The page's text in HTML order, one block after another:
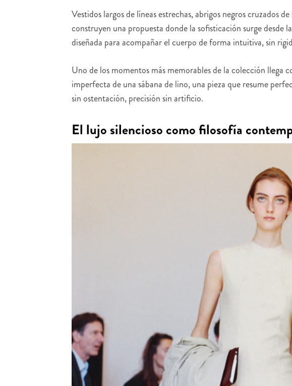
Vestidos largos de líneas estrechas, abrigos negros cruzados
construyen una propuesta donde la sofisticación surge desde
diseñada para acompañar el cuerpo de forma intuitiva, sin
Uno de los momentos más memorables de la colección llega
imperfecta de una sábana de lino, una pieza que resume
sin ostentación, precisión sin artificio.
El lujo silencioso como filosofía